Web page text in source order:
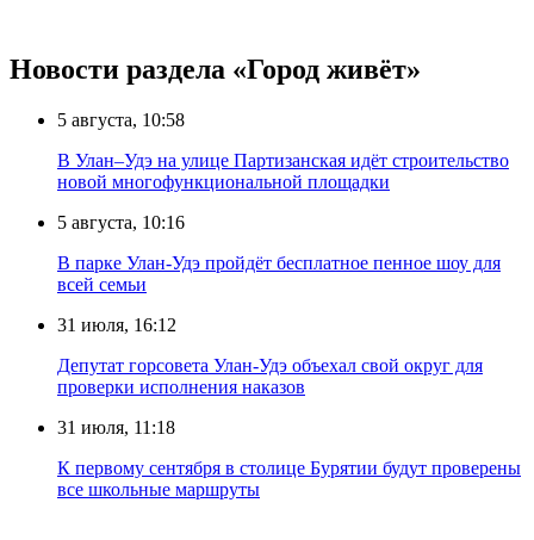
Новости раздела «Город живёт»
5 августа, 10:58
В Улан–Удэ на улице Партизанская идёт строительство
новой многофункциональной площадки
5 августа, 10:16
В парке Улан-Удэ пройдёт бесплатное пенное шоу для
всей семьи
31 июля, 16:12
Депутат горсовета Улан-Удэ объехал свой округ для
проверки исполнения наказов
31 июля, 11:18
К первому сентября в столице Бурятии будут проверены
все школьные маршруты